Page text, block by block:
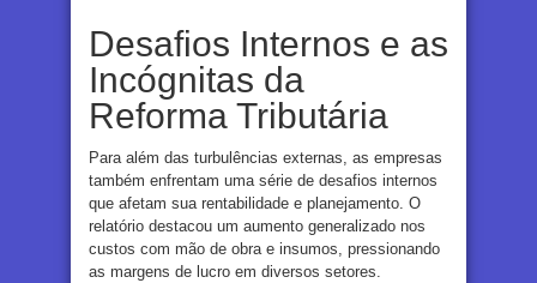
Desafios Internos e as
Incógnitas da
Reforma Tributária
Para além das turbulências externas, as empresas
também enfrentam uma série de desafios internos
que afetam sua rentabilidade e planejamento. O
relatório destacou um aumento generalizado nos
custos com mão de obra e insumos, pressionando
as margens de lucro em diversos setores.